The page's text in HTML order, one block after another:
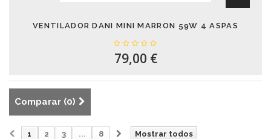
VENTILADOR DANI MINI MARRON 59W 4 ASPAS
79,00 €
Comparar (0)
Mostrar todos
1 2 3 ... 8